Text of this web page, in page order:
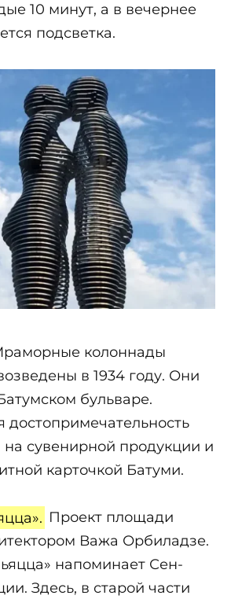
10 минут, а в вечернее
подсветка.
колоннады
в 1934 году. Они
бульваре.
достопримечательность
на сувенирной продукции и
карточкой Батуми.
Проект площади
Важа Орбиладзе.
напоминает Сен-
Здесь, в старой части